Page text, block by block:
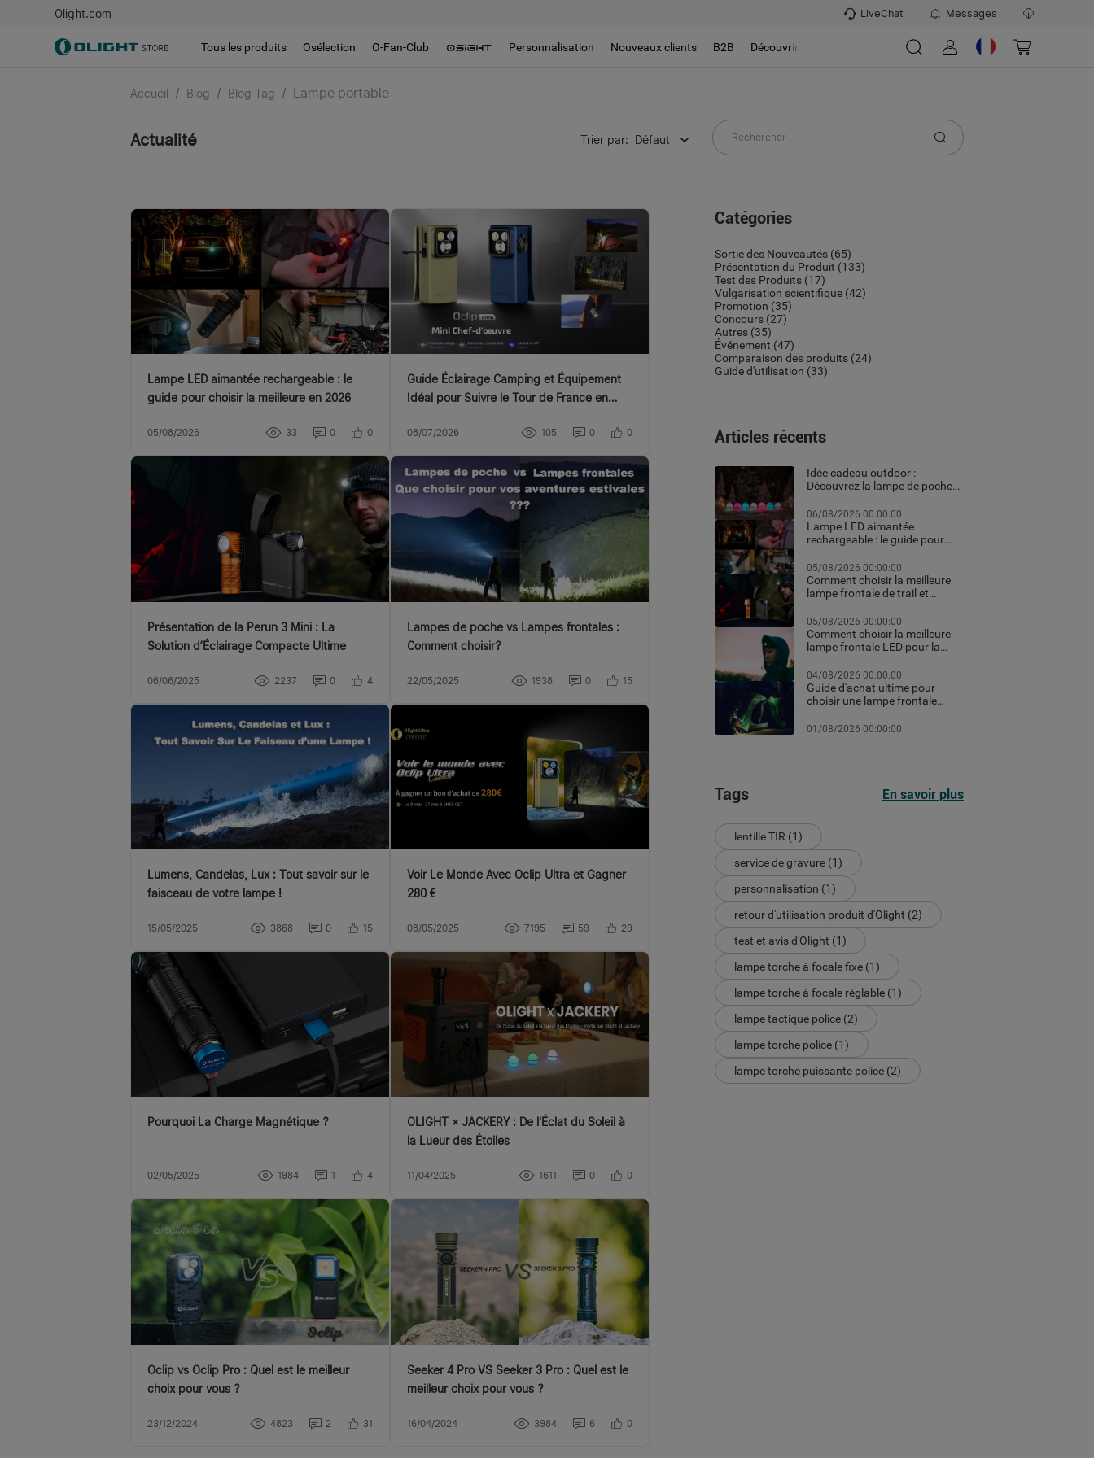
Olight.com LiveChat Messages
Tous les produits Osélection O-Fan-Club Personnalisation Nouveaux clients B2B Découvrir
Accueil / Blog / Blog Tag / Lampe portable
Actualité Trier par: Défaut
Lampe LED aimantée rechargeable : le
guide pour choisir la meilleure en 2026
05/08/2026 33 0 0
Guide Éclairage Camping et Équipement
Idéal pour Suivre le Tour de France en
08/07/2026 105 0 0
Présentation de la Perun 3 Mini : La
Solution d’Éclairage Compacte Ultime
06/06/2025 2237 0 4
Lampes de poche vs Lampes frontales :
Comment choisir?
22/05/2025 1938 0 15
Lumens, Candelas, Lux : Tout savoir sur le
faisceau de votre lampe !
15/05/2025 3868 0 15
Voir Le Monde Avec Oclip Ultra et Gagner
280 €
08/05/2025 7195 59 29
Pourquoi La Charge Magnétique ?
02/05/2025 1984 1 4
OLIGHT × JACKERY : De l'Éclat du Soleil à
la Lueur des Étoiles
11/04/2025 1611 0 0
Oclip vs Oclip Pro : Quel est le meilleur
choix pour vous ?
23/12/2024 4823 2 31
Seeker 4 Pro VS Seeker 3 Pro : Quel est le
meilleur choix pour vous ?
16/04/2024 3984 6 0
Catégories
Sortie des Nouveautés (65)
Présentation du Produit (133)
Test des Produits (17)
Vulgarisation scientifique (42)
Promotion (35)
Concours (27)
Autres (35)
Événement (47)
Comparaison des produits (24)
Guide d'utilisation (33)
Articles récents
Idée cadeau outdoor :
Découvrez la lampe de poche
équipements high-tech pour
Noël
06/08/2026 00:00:00
Lampe LED aimantée
rechargeable : le guide pour
05/08/2026 00:00:00
Comment choisir la meilleure
lampe frontale de trail et
nuit
05/08/2026 00:00:00
Comment choisir la meilleure
lampe frontale LED pour la
04/08/2026 00:00:00
Guide d'achat ultime pour
choisir une lampe frontale
professionnelle pour le
01/08/2026 00:00:00
Tags En savoir plus
lentille TIR (1)
service de gravure (1)
personnalisation (1)
retour d'utilisation produit d'Olight (2)
test et avis d'Olight (1)
lampe torche à focale fixe (1)
lampe torche à focale réglable (1)
lampe tactique police (2)
lampe torche police (1)
lampe torche puissante police (2)